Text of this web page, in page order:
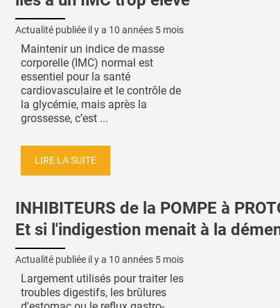
Actualité publiée il y a 10 années 5 mois
Maintenir un indice de masse
corporelle (IMC) normal est
essentiel pour la santé
cardiovasculaire et le contrôle de
la glycémie, mais après la
grossesse, c’est ...
LIRE LA SUITE
INHIBITEURS de la POMPE à
Et si l'indigestion menait à la
Actualité publiée il y a 10 années 5 mois
Largement utilisés pour traiter les
troubles digestifs, les brûlures